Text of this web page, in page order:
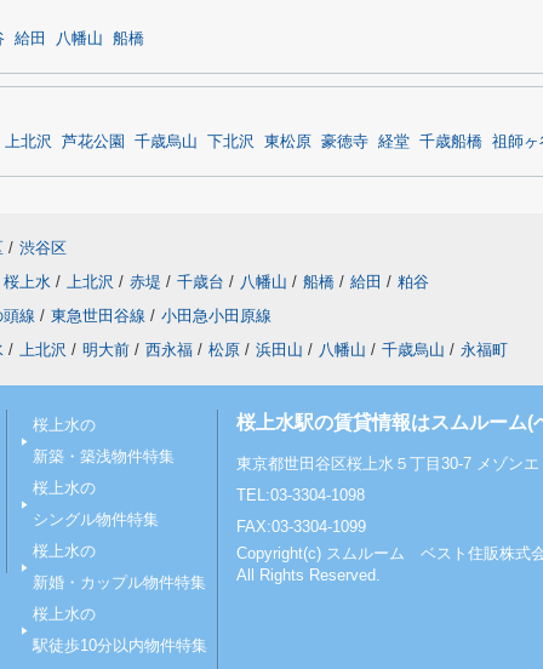
給田 八幡山 船橋
上北沢 芦花公園 千歳烏山 下北沢 東松原 豪徳寺 経堂 千歳船橋 祖師ヶ
/ 渋谷区
桜上水 / 上北沢 / 赤堤 / 千歳台 / 八幡山 / 船橋 / 給田 / 粕谷
線 / 東急世田谷線 / 小田急小田原線
/ 上北沢 / 明大前 / 西永福 / 松原 / 浜田山 / 八幡山 / 千歳烏山 / 永福町
桜上水の
新築・築浅物件特集
桜上水の
シングル物件特集
桜上水の
新婚・カップル物件特集
桜上水の
駅徒歩10分以内物件特集
桜上水駅の賃貸情報はスムルーム(
東京都世田谷区桜上水５丁目30-7 メゾン
TEL:03-3304-1098
FAX:03-3304-1099
Copyright(c) スムルーム ベスト住販株式
All Rights Reserved.